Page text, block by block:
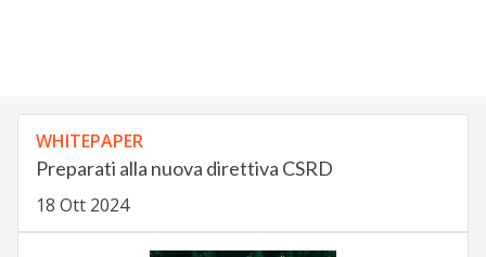
WHITEPAPER
Preparati alla nuova direttiva CSRD
18 Ott 2024